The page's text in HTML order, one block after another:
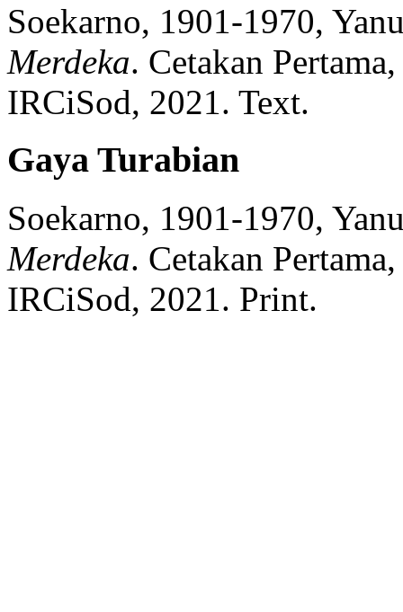
Soekarno, 1901-1970,
Merdeka. Cetakan
IRCiSod, 2021. Text.
Gaya Turabian
Soekarno, 1901-1970,
Merdeka. Cetakan
IRCiSod, 2021. Print.